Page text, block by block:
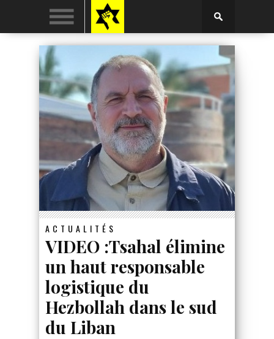
ACTUALITÉS
VIDEO :Tsahal élimine
un haut responsable
logistique du
Hezbollah dans le sud
du Liban